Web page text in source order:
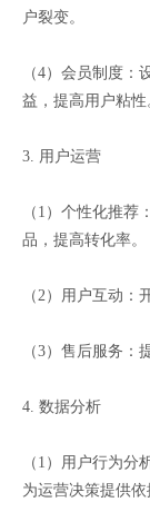
户裂变。
（4）会员制度
益，提高用户粘性
3. 用户运营
（1）个性化推
品，提高转化率。
（2）用户互动
（3）售后服务：
4. 数据分析
（1）用户行为分
为运营决策提供依